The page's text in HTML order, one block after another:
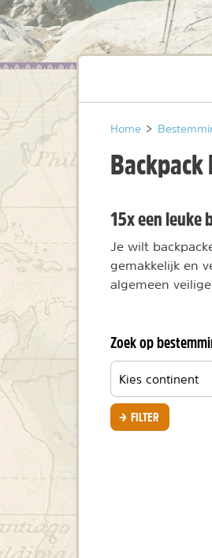
Home >
15x een leuke
Je wilt
gemakkelijk en
algemeen
Zoek op
Filteren
per
continent
FILTER